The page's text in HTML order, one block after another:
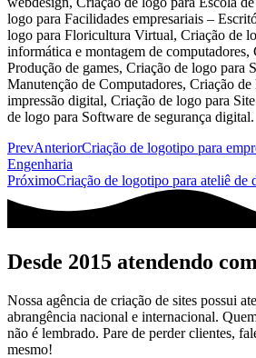
PrevAnteriorCriação de logotipo para
Engenharia
PróximoCriação de logotipo para ateliê de
Desde 2015 atendendo
Nossa agência de criação de sites possui
abrangência nacional e internacional.
não é lembrado. Pare de perder clientes,
mesmo!